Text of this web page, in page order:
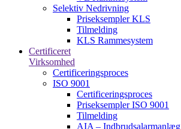
Selektiv Nedrivning
Priseksempler KLS
Tilmelding
KLS Rammesystem
Certificeret
Virksomhed
Certificeringsproces
ISO 9001
Certificeringsproces
Priseksempler ISO 9001
Tilmelding
AIA – Indbrudsalarmanlæg